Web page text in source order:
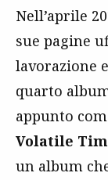
Nell’aprile
sue pagine
lavorazione
quarto
appunto
Volatile
un album